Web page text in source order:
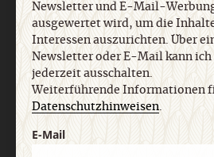
Newsletter und E-Mail-
ausgewertet wird, um die
Interessen auszurichten. Über
Newsletter oder E-Mail kann
jederzeit ausschalten.
Weiterführende Informationen
Datenschutzhinweisen.
E-Mail